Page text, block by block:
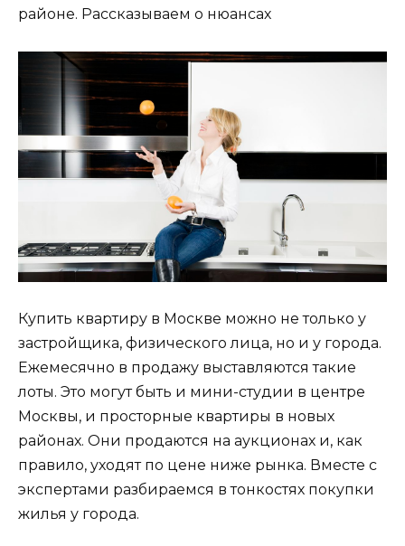
районе. Рассказываем о нюансах
Купить квартиру в Москве можно не только у
застройщика, физического лица, но и у города.
Ежемесячно в продажу выставляются такие
лоты. Это могут быть и мини-студии в центре
Москвы, и просторные квартиры в новых
районах. Они продаются на аукционах и, как
правило, уходят по цене ниже рынка. Вместе с
экспертами разбираемся в тонкостях покупки
жилья у города.